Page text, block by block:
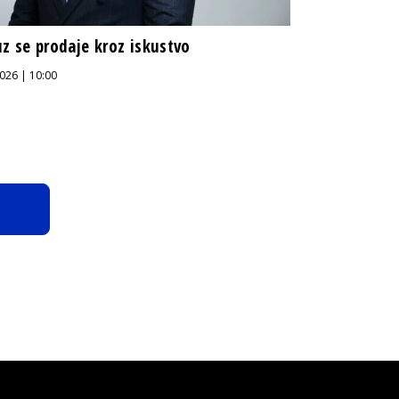
se prodaje kroz iskustvo
| 10:00